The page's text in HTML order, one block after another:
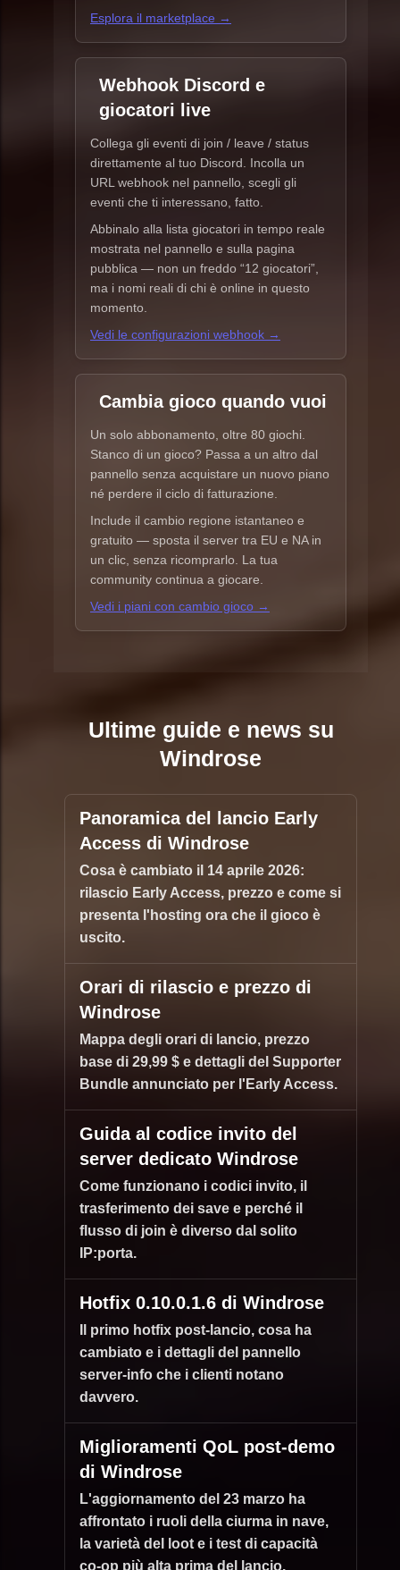
Esplora il marketplace →
Webhook Discord e
giocatori live
Collega gli eventi di join / leave / status
direttamente al tuo Discord. Incolla un
URL webhook nel pannello, scegli gli
eventi che ti interessano, fatto.
Abbinalo alla lista giocatori in tempo reale
mostrata nel pannello e sulla pagina
pubblica — non un freddo “12 giocatori”,
ma i nomi reali di chi è online in questo
momento.
Vedi le configurazioni webhook →
Cambia gioco quando vuoi
Un solo abbonamento, oltre 80 giochi.
Stanco di un gioco? Passa a un altro dal
pannello senza acquistare un nuovo piano
né perdere il ciclo di fatturazione.
Include il cambio regione istantaneo e
gratuito — sposta il server tra EU e NA in
un clic, senza ricomprarlo. La tua
community continua a giocare.
Vedi i piani con cambio gioco →
Ultime guide e news su
Windrose
Panoramica del lancio Early
Access di Windrose
Cosa è cambiato il 14 aprile 2026:
rilascio Early Access, prezzo e come si
presenta l'hosting ora che il gioco è
uscito.
Orari di rilascio e prezzo di
Windrose
Mappa degli orari di lancio, prezzo
base di 29,99 $ e dettagli del Supporter
Bundle annunciato per l'Early Access.
Guida al codice invito del
server dedicato Windrose
Come funzionano i codici invito, il
trasferimento dei save e perché il
flusso di join è diverso dal solito
IP:porta.
Hotfix 0.10.0.1.6 di Windrose
Il primo hotfix post-lancio, cosa ha
cambiato e i dettagli del pannello
server-info che i clienti notano
davvero.
Miglioramenti QoL post-demo
di Windrose
L'aggiornamento del 23 marzo ha
affrontato i ruoli della ciurma in nave,
la varietà del loot e i test di capacità
co-op più alta prima del lancio.